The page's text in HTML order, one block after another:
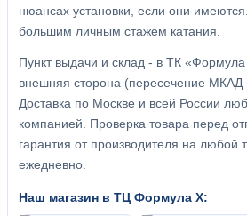
нюансах установки, если они
большим личным стажем катания.
Пункт выдачи и склад - в ТК
внешняя сторона (пересечение МКАД
Доставка по Москве и всей России
компанией. Проверка товара перед
гарантия от производителя на любой
ежедневно.
Наш магазин в ТЦ Формула Х: